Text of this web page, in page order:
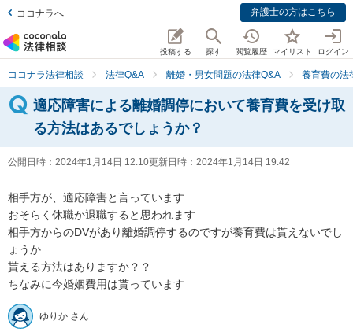
ココナラへ 弁護士の方はこちら
投稿する 探す 閲覧履歴 マイリスト ログイン
ココナラ法律相談 法律Q&A 離婚・男女問題の法律Q&A 養育費の法
適応障害による離婚調停において養育費を受け取
る方法はあるでしょうか？
公開日時： 2024年1月14日 12:10更新日時： 2024年1月14日 19:42
相手方が、適応障害と言っています
おそらく休職か退職すると思われます
相手方からのDVがあり離婚調停するのですが養育費は貰えないでし
ょうか
貰える方法はありますか？？
ちなみに今婚姻費用は貰っています
ゆりか さん